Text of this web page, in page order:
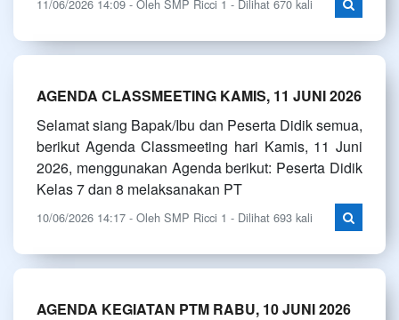
11/06/2026 14:09 - Oleh SMP Ricci 1 - Dilihat 670 kali
AGENDA CLASSMEETING KAMIS, 11 JUNI 2026
Selamat siang Bapak/Ibu dan Peserta Didik semua,
berikut Agenda Classmeeting hari Kamis, 11 Juni
2026, menggunakan Agenda berikut: Peserta Didik
Kelas 7 dan 8 melaksanakan PT
10/06/2026 14:17 - Oleh SMP Ricci 1 - Dilihat 693 kali
AGENDA KEGIATAN PTM RABU, 10 JUNI 2026